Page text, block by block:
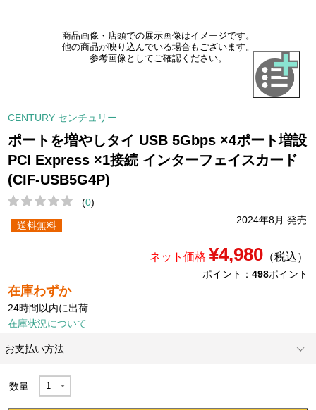
商品画像・店頭での展示画像はイメージです。
他の商品が映り込んでいる場合もございます。
参考画像としてご確認ください。
CENTURY センチュリー
ポートを増やしタイ USB 5Gbps ×4ポート増設
PCI Express ×1接続 インターフェイスカード
(CIF-USB5G4P)
(0)
2024年8月 発売
送料無料
ネット価格 ¥4,980（税込）
ポイント： 498ポイント
在庫わずか
24時間以内に出荷
在庫状況について
お支払い方法
数量